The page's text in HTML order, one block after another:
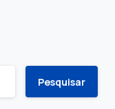
Pesquisar